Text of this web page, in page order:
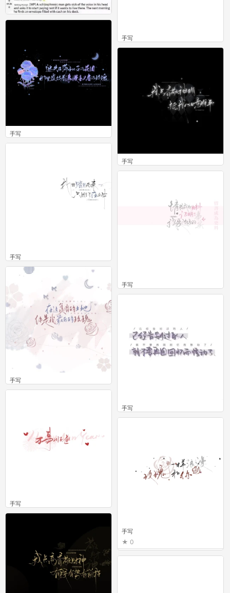
手写
0
手写
0
手写
0
手写
0
手写
0
手写
0
手写
0
手写
0
手写
0